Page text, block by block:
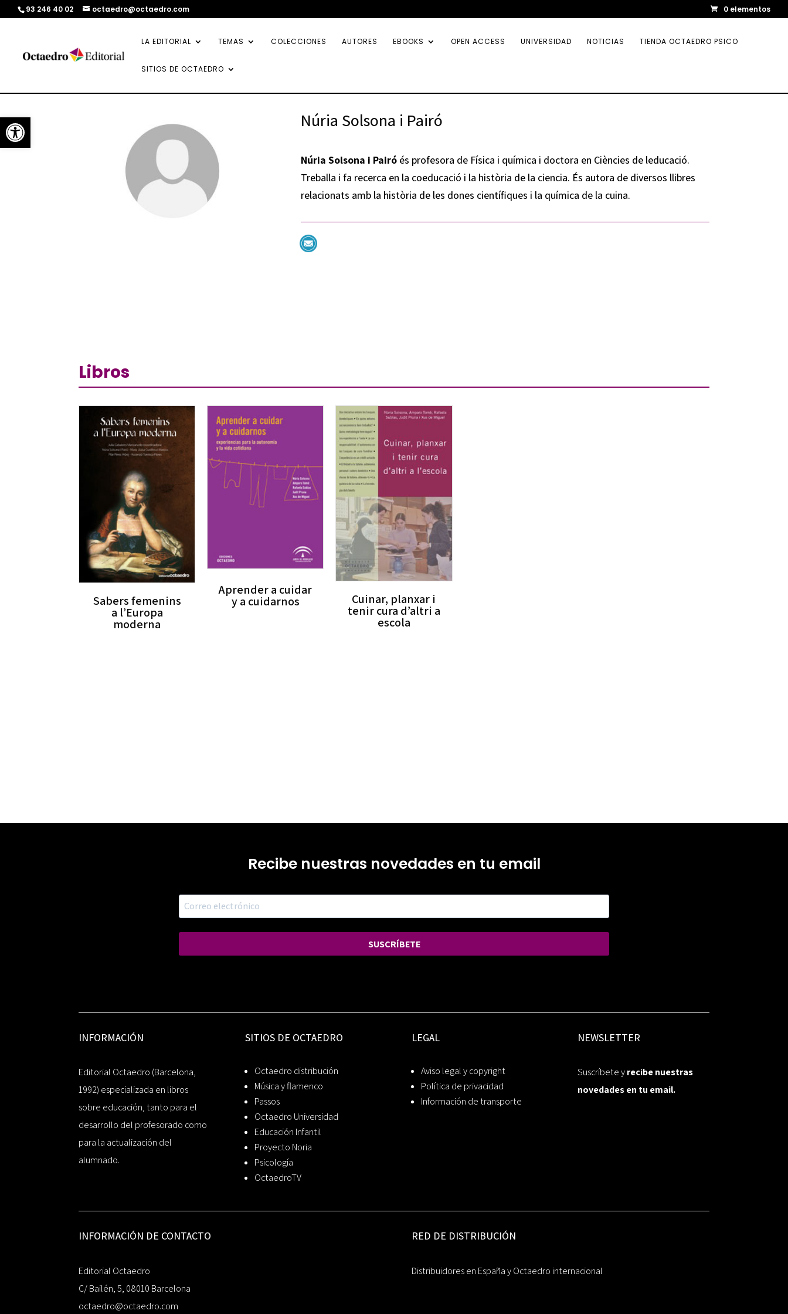
Abrir barra de herramientas
93 246 40 02 octaedro@octaedro.com 0 elementos
LA EDITORIAL TEMAS COLECCIONES AUTORES EBOOKS OPEN ACCESS UNIVERSIDAD NOTICIAS TIENDA OCTAEDRO PSICO
SITIOS DE OCTAEDRO
Núria Solsona i Pairó
Núria Solsona i Pairóés profesora de Física i química i doctora en Ciències de leducació.
Treballa i fa recerca en la coeducació i la història de la ciencia. És autora de diversos llibres
relacionats amb la història de les dones científiques i la química de la cuina.
Libros
Sabers femenins
a l’Europa
moderna
Aprender a cuidar
y a cuidarnos Cuinar, planxar i
tenir cura d’altri a
escola
Recibe nuestras novedades en tu email
SUSCRÍBETE
INFORMACIÓN
Editorial Octaedro (Barcelona,
1992) especializada en libros
sobre educación, tanto para el
desarrollo del profesorado como
para la actualización del
alumnado.
SITIOS DE OCTAEDRO
Octaedro distribución
Música y flamenco
Passos
Octaedro Universidad
Educación Infantil
Proyecto Noria
Psicología
OctaedroTV
LEGAL
Aviso legal y copyright
Política de privacidad
Información de transporte
NEWSLETTER
Suscríbete yrecibe nuestras
novedades en tu email.
INFORMACIÓN DE CONTACTO
Editorial Octaedro
C/ Bailén, 5, 08010 Barcelona
octaedro@octaedro.com
RED DE DISTRIBUCIÓN
Distribuidores en España y Octaedro internacional